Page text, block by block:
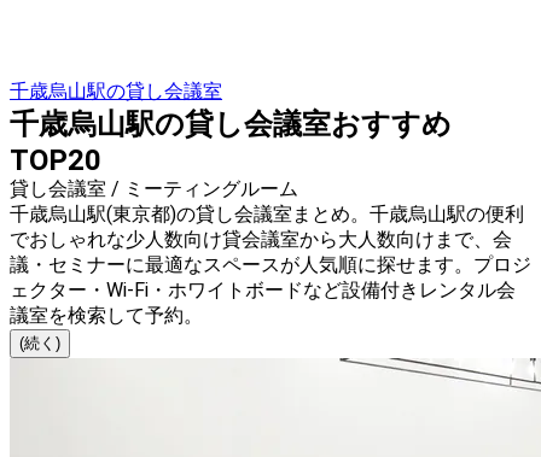
千歳烏山駅の貸し会議室
千歳烏山駅の貸し会議室おすすめ
TOP20
貸し会議室 / ミーティングルーム
千歳烏山駅(東京都)の貸し会議室まとめ。千歳烏山駅の便利
でおしゃれな少人数向け貸会議室から大人数向けまで、会
議・セミナーに最適なスペースが人気順に探せます。プロジ
ェクター・Wi-Fi・ホワイトボードなど設備付きレンタル会
議室を検索して予約。
(続く)